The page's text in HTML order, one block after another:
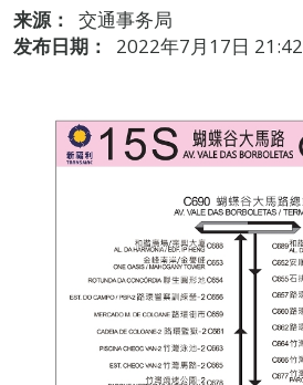
来源：
交通事务局
发布日期：
2022年7月17日 21:42